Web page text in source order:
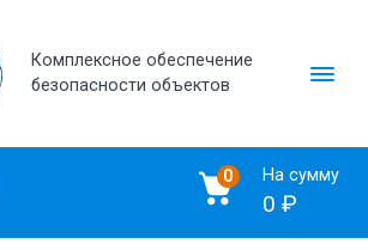
Комплексное обеспечение
безопасности объектов
0 На сумму
0 ₽